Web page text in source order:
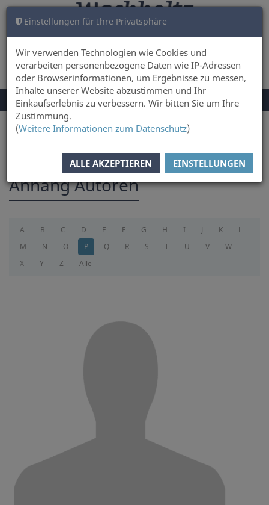
Einstellungen für Ihre Privatsphäre
Wir verwenden Technologien wie Cookies und
verarbeiten personenbezogene Daten wie IP-Adressen
oder Browserinformationen, um Ergebnisse zu messen,
Inhalte unserer Website abzustimmen und Ihr
Einkaufserlebnis zu verbessern. Wir bitten Sie um Ihre
Zustimmung.
(Weitere Informationen zum Datenschutz)
ALLE AKZEPTIEREN EINSTELLUNGEN
ANMELDEN WARENKORB 0
NAVIGATION
UMSCHALTEN
Menü
Sie sind hier:
Anhang Autoren
A B C D E F G H I J K
L
M
N O P Q R S T U V
W
X
Y Z Alle